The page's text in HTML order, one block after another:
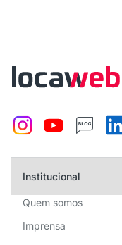
Institucional
Quem somos
Imprensa